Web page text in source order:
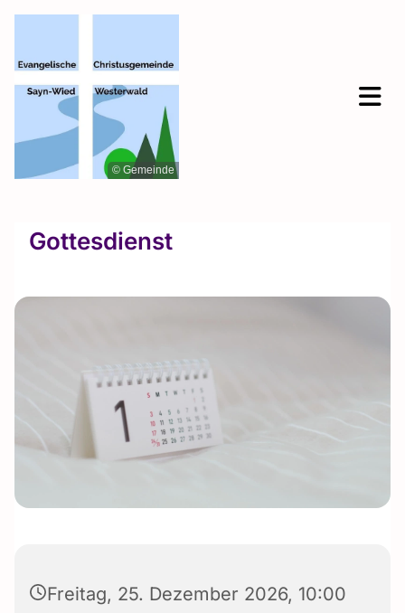
© Gemeinde
Gottesdienst
Freitag, 25. Dezember 2026, 10:00